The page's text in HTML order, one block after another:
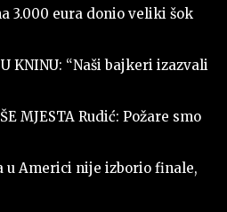
3.000 eura donio veliki šok
KNINU: “Naši bajkeri izazvali
MJESTA Rudić: Požare smo
u Americi nije izborio finale,